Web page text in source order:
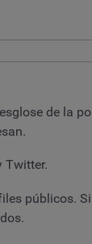
de la
Twitter.
públicos.